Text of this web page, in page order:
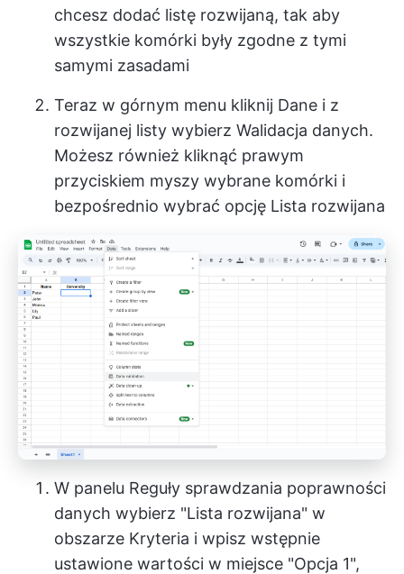
chcesz dodać listę rozwijaną, tak aby
wszystkie komórki były zgodne z tymi
samymi zasadami
Teraz w górnym menu kliknij Dane i z
rozwijanej listy wybierz Walidacja danych.
Możesz również kliknąć prawym
przyciskiem myszy wybrane komórki i
bezpośrednio wybrać opcję Lista rozwijana
W panelu Reguły sprawdzania poprawności
danych wybierz "Lista rozwijana" w
obszarze Kryteria i wpisz wstępnie
ustawione wartości w miejsce "Opcja 1",